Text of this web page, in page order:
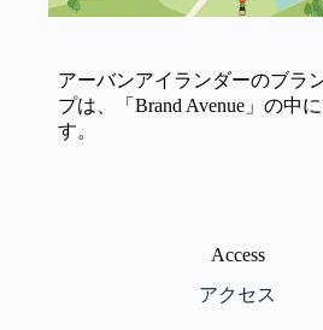
アーバンアイランダーのブラ
プは、「Brand Avenue」の中
す。
Access
アクセス